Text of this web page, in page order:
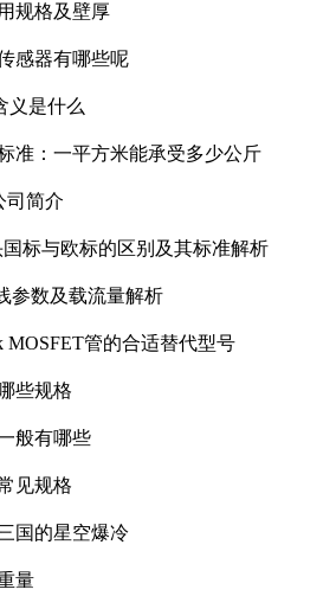
规格及壁厚
感器有哪些呢
义是什么
准：一平方米能承受多少公斤
司简介
国标与欧标的区别及其标准解析
参数及载流量解析
MOSFET管的合适替代型号
些规格
般有哪些
见规格
国的星空爆冷
量